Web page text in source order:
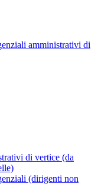
amministrativi di
di vertice (da
(dirigenti non